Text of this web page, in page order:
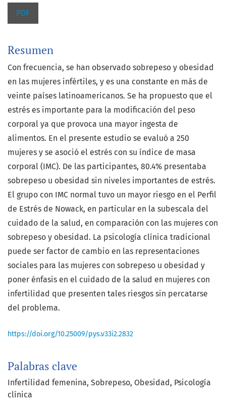
PDF
Palabras clave
Infertilidad femenina Sobrepeso Obesidad
Psicología
clínica
Resumen
Con frecuencia, se han observado sobrepeso y obesidad
en las mujeres infértiles, y es una constante en más de
veinte países latinoamericanos. Se ha propuesto que el
estrés es importante para la modificación del peso
corporal ya que provoca una mayor ingesta de
alimentos. En el presente estudio se evaluó a 250
mujeres y se asoció el estrés con su índice de masa
corporal (IMC). De las participantes, 80.4% presentaba
sobrepeso u obesidad sin niveles importantes de estrés.
El grupo con IMC normal tuvo un mayor riesgo en el Perfil
de Estrés de Nowack, en particular en la subescala del
cuidado de la salud, en comparación con las mujeres con
sobrepeso y obesidad. La psicología clínica tradicional
puede ser factor de cambio en las representaciones
sociales para las mujeres con sobrepeso u obesidad y
poner énfasis en el cuidado de la salud en mujeres con
infertilidad que presenten tales riesgos sin percatarse
del problema.
https://doi.org/10.25009/pys.v33i2.2832